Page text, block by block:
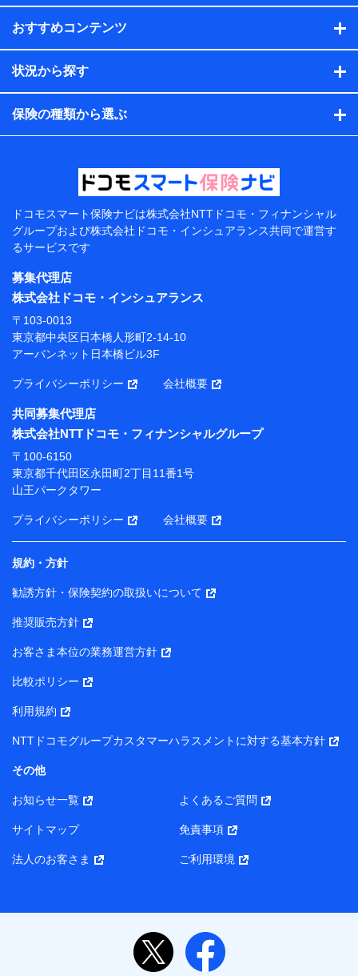
保険契約情報
当社または株式会社NTTドコモ・フィナンシャルグルー
プが取得し、又は保有する保険契約に関する情報。例と
して、保険契約者及び被保険者の氏名、住所、生年月
日、性別、保険契約者と被保険者の関係、保険加入の目
的、保険商品の内容、保険料、保険料のお支払方法、車
のメーカーや走行距離などの情報、建物の構造や築年数
などの情報、ペットの種類や年齢などの情報などが含ま
提供当事者から受領当事者が個人データを取得する方法
電子的・電磁的方法等
【共同して利用する者の範囲】
当社
株式会社NTTドコモ・フィナンシャルグループ
【利用目的】
当社または株式会社NTTドコモ・フィナンシャルグルー
プが提供する保険関連サービスにおけるユーザー登録受
付および管理のため
当社または株式会社NTTドコモ・フィナンシャルグルー
携会社の保険その他に関する情報を提供するため、また
維持管理等の委託業務遂行のため、またそれらに付帯、
関連する当社または株式会社NTTドコモ・フィナンシャ
ルグループおよび提携会社のサービスを案内、提供する
ため
（各サービスで取得したサービス利用履歴、ウェブサイ
トの閲覧履歴、購買履歴、ご契約内容等のパーソナルデ
ータを分析して、お客さまの趣味・嗜好・傾向に応じた
サービス・商品等に関するご提案や広告の配信等を行う
ことがあります。）
各種セミナーの開催のため
コンサルティングサービスの実施のため
アンケートやキャンペーン等の実施のため
上記に係る案内・手続き・管理等付帯業務を行うため
所・代表者名】
り）
株式会社NTTドコモ・フィナンシャルグループ 代表取締役
社長 廣井 孝史
東京都中央区日本橋人形町2-14-10 アーバンネット日本橋
株式会社ドコモ・インシュアランス 代表取締役社長 吉
村 忠義
また当社は、オンライン面談による保険のご相談にあたっ
氏名、生年月日、住所、メールアドレス、電話番号、個
人の属性に関する情報、資料請求の情報（有無を含みま
おすすめコンテンツ
状況から探す
保険の種類から選ぶ
ドコモスマート保険ナビは株式会社NTTドコモ・フィナンシャル
グループおよび株式会社ドコモ・インシュアランス共同で運営す
るサービスです
募集代理店
株式会社ドコモ・インシュアランス
〒103-0013
東京都中央区日本橋人形町2-14-10
アーバンネット日本橋ビル3F
プライバシーポリシー 会社概要
共同募集代理店
株式会社NTTドコモ・フィナンシャルグループ
〒100-6150
東京都千代田区永田町2丁目11番1号
山王パークタワー
プライバシーポリシー 会社概要
規約・方針
勧誘方針・保険契約の取扱いについて
推奨販売方針
お客さま本位の業務運営方針
比較ポリシー
利用規約
NTTドコモグループカスタマーハラスメントに対する基本方針
その他
お知らせ一覧 よくあるご質問
サイトマップ 免責事項
法人のお客さま ご利用環境